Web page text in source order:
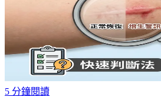
5 分鐘閱讀